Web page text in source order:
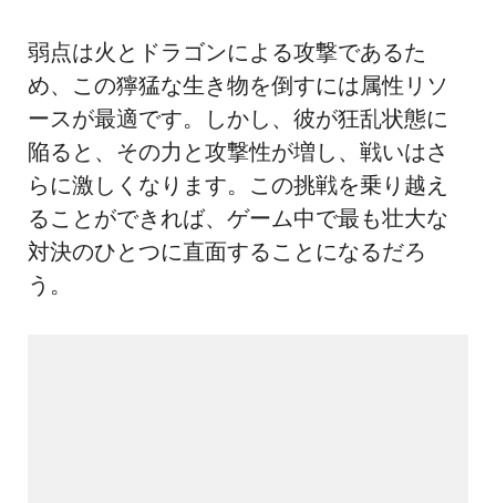
弱点は火とドラゴンによる攻撃であるた
め、この獰猛な生き物を倒すには属性リソ
ースが最適です。しかし、彼が狂乱状態に
陥ると、その力と攻撃性が増し、戦いはさ
らに激しくなります。この挑戦を乗り越え
ることができれば、ゲーム中で最も壮大な
対決のひとつに直面することになるだろ
う。